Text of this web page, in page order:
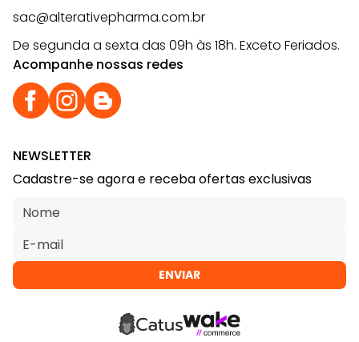
sac@alterativepharma.com.br
De segunda a sexta das 09h às 18h. Exceto Feriados.
Acompanhe nossas redes
NEWSLETTER
Cadastre-se agora e receba ofertas exclusivas
ENVIAR